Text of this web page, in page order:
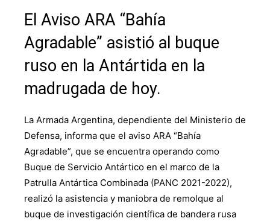
El Aviso ARA “Bahía
Agradable” asistió al buque
ruso en la Antártida en la
madrugada de hoy.
La Armada Argentina, dependiente del Ministerio de
Defensa, informa que el aviso ARA “Bahía
Agradable”, que se encuentra operando como
Buque de Servicio Antártico en el marco de la
Patrulla Antártica Combinada (PANC 2021-2022),
realizó la asistencia y maniobra de remolque al
buque de investigación científica de bandera rusa